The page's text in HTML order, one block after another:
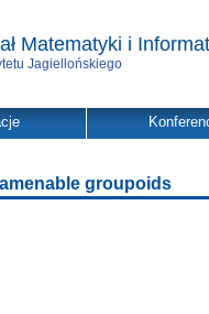
Matematyki i
Jagiellońskiego
groupoids